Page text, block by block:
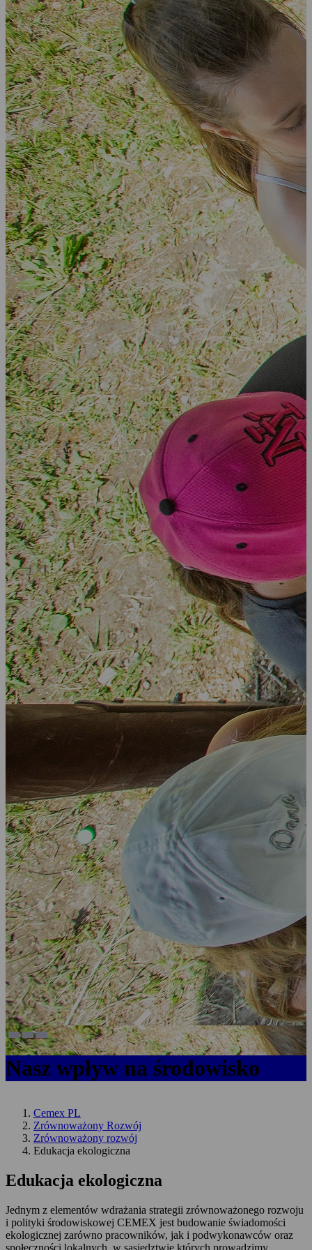
Nasz wpływ na środowisko
Cemex PL
Zrównoważony Rozwój
Zrównoważony rozwój
Edukacja ekologiczna
Edukacja ekologiczna
Jednym z elementów wdrażania strategii zrównoważonego rozwoju
i polityki środowiskowej CEMEX jest budowanie świadomości
ekologicznej zarówno pracowników, jak i podwykonawców oraz